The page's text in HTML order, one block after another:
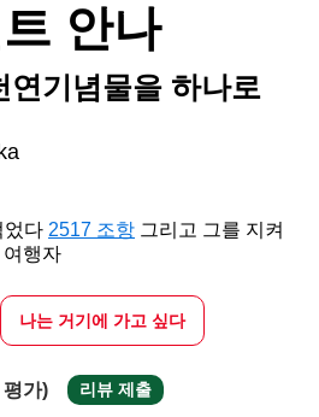
안나
연기념물을 하나로
었다 2517 조항 그리고 그를 지켜
여행자
나는 거기에 가고 싶다
평가) 리뷰 제출